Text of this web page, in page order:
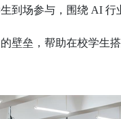
到场参与 ，围绕 AI
壁垒，帮助在校学生